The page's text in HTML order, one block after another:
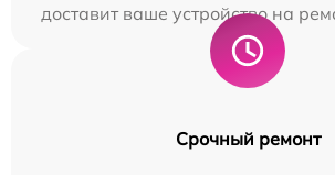
доставит ваше устройство на
Срочный ремонт